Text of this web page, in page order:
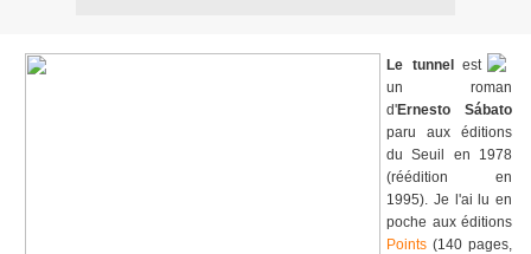
Le tunnel
est
un roman
d'Ernesto Sábato
paru aux éditions
du Seuil en 1978
(réédition en
1995). Je l'ai lu en
poche aux éditions
Points (140 pages,